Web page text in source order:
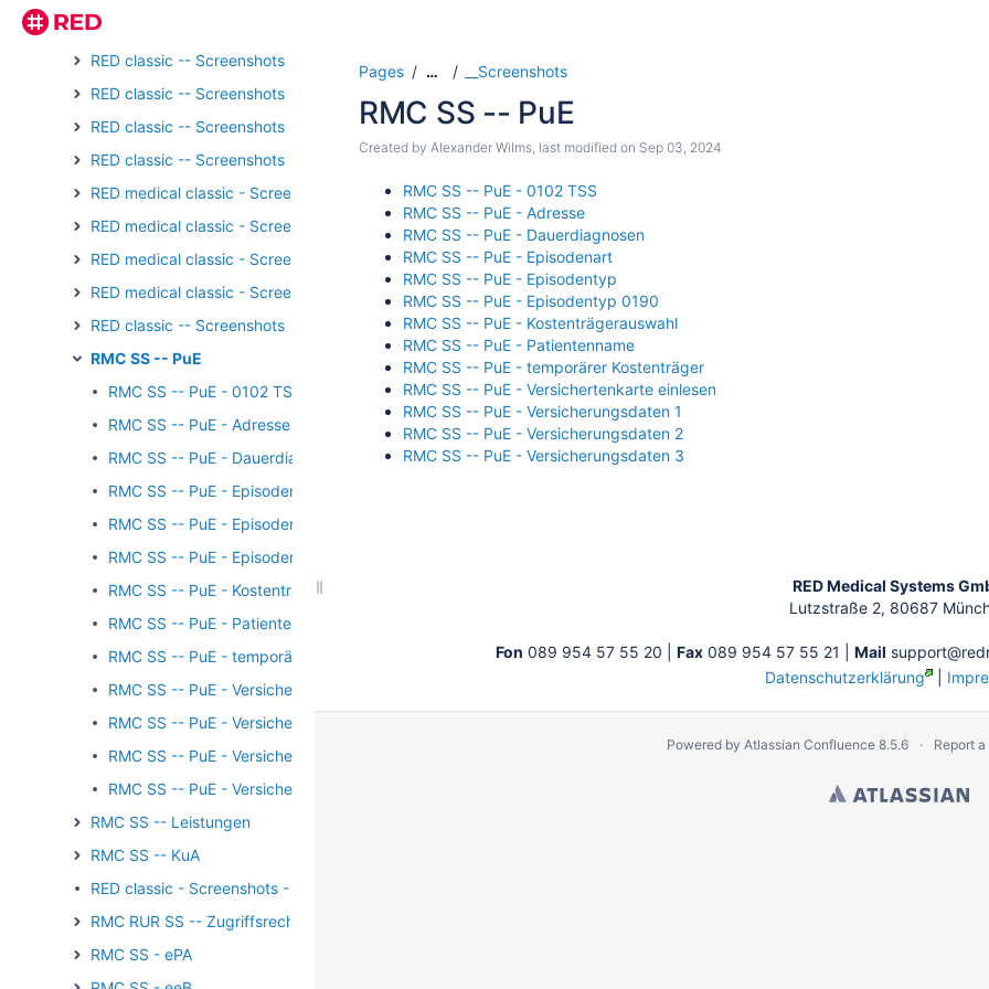
RED classic -- Screenshots - Arzneimittel
RED classic -- Screenshots - Schnittstellen
RED classic -- Screenshots - Stammdaten
RED classic -- Screenshots - Formulardruck
RED classic -- Screenshots - Registrierung/Login
RED medical classic - Screenshots - Externe Kommunikation
RED medical classic - Screenshots - Verordnungen
RED medical classic - Screenshots - Wachhund
RED medical classic - Screenshots - Patientengruppen
RED classic -- Screenshots - Medikation
RMC SS -- PuE
RMC SS -- PuE - 0102 TSS
RMC SS -- PuE - Adresse
RMC SS -- PuE - Dauerdiagnosen
RMC SS -- PuE - Episodenart
RMC SS -- PuE - Episodentyp
RMC SS -- PuE - Episodentyp 0190
RMC SS -- PuE - Kostenträgerauswahl
RMC SS -- PuE - Patientenname
RMC SS -- PuE - temporärer Kostenträger
RMC SS -- PuE - Versichertenkarte einlesen
RMC SS -- PuE - Versicherungsdaten 1
RMC SS -- PuE - Versicherungsdaten 2
RMC SS -- PuE - Versicherungsdaten 3
RMC SS -- Leistungen
RMC SS -- KuA
RED classic - Screenshots - Stammdaten
RMC RUR SS -- Zugriffsrechte
RMC SS - ePA
Pages … __Screenshots
RMC SS -- PuE
Created by Alexander Wilms, last modified on Sep 03, 2024
RMC SS -- PuE - 0102 TSS
RMC SS -- PuE - Adresse
RMC SS -- PuE - Dauerdiagnosen
RMC SS -- PuE - Episodenart
RMC SS -- PuE - Episodentyp
RMC SS -- PuE - Episodentyp 0190
RMC SS -- PuE - Kostenträgerauswahl
RMC SS -- PuE - Patientenname
RMC SS -- PuE - temporärer Kostenträger
RMC SS -- PuE - Versichertenkarte einlesen
RMC SS -- PuE - Versicherungsdaten 1
RMC SS -- PuE - Versicherungsdaten 2
RMC SS -- PuE - Versicherungsdaten 3
RED Medical Systems
Lutzstraße 2, 80687
Fon 089 954 57 55 20 | Fax089 954 57 55 21 | Mail
Datenschutzerklärung |
Powered by Atlassian Confluence 8.5.6 Report a